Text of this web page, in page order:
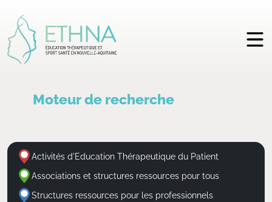
Moteur de recherche
Activités d'Education Thérapeutique du Patient
Associations et structures ressources pour tous
Structures ressources pour les professionnels